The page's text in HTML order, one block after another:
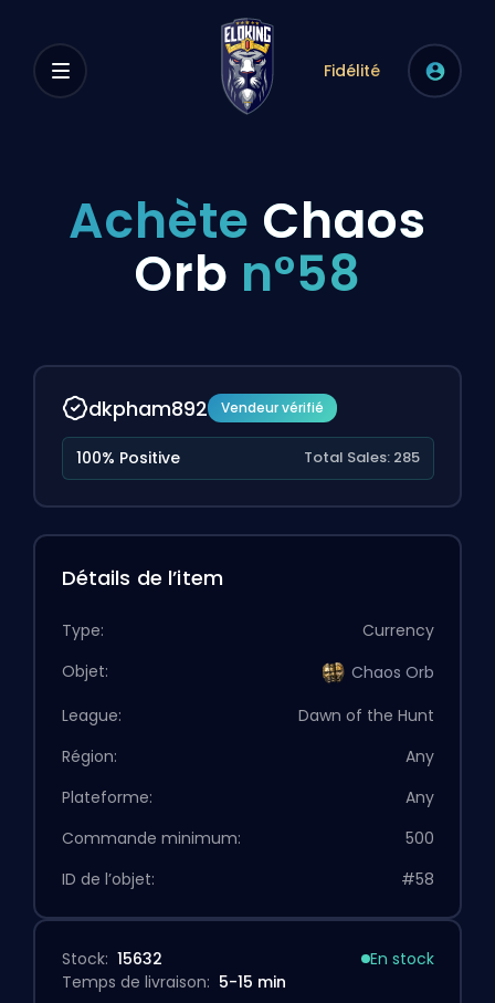
Fidélité
Achète Chaos
Orb n°58
dkpham892 Vendeur vérifié
100% Positive Total Sales: 285
Détails de l’item
Type:
Currency
Objet:
Chaos Orb
League:
Dawn of the Hunt
Région:
Any
Plateforme:
Any
Commande minimum:
500
ID de l’objet:
#58
Stock: 15632
En stock
Temps de livraison: 5-15 min